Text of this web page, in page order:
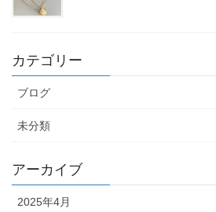
カテゴリー
ブログ
未分類
アーカイブ
2025年4月